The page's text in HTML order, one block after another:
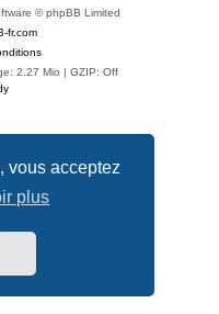
vous acceptez
plus
© phpBB Limited
fr.com
2.27 Mio | GZIP: Off